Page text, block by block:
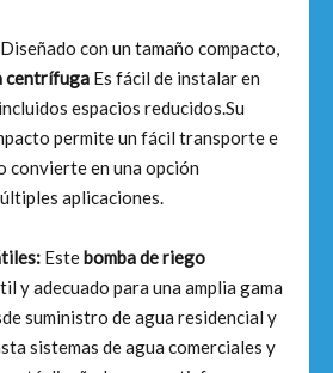
Diseñado con un tamaño compacto,
centrífuga Es fácil de instalar en
espacios reducidos.Su
permite un fácil transporte e
convierte en una opción
aplicaciones.
Estebomba de riego
y adecuado para una amplia gama
suministro de agua residencial y
sistemas de agua comerciales y